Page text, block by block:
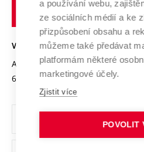
Open Science
Projekty
Projekty ze strukturálních fondů
Specifický výzkum
Mezinárodní dohody
Univerzitní sítě
Podnikavá univerzita / ContriBUTe
Bezpečná univerzita
Vyznamenání
Organizační struktura
Ochrana osobních údajů
VYSOKÉ UČENÍ TECHNICKÉ V
Antonínská 548/1
602 00 Brno
a používání webu,
ze sociálních médií a ke
přizpůsobení obsahu a
můžeme také předávat
platformám některé
marketingové účely.
Zjistit více
POVOLIT